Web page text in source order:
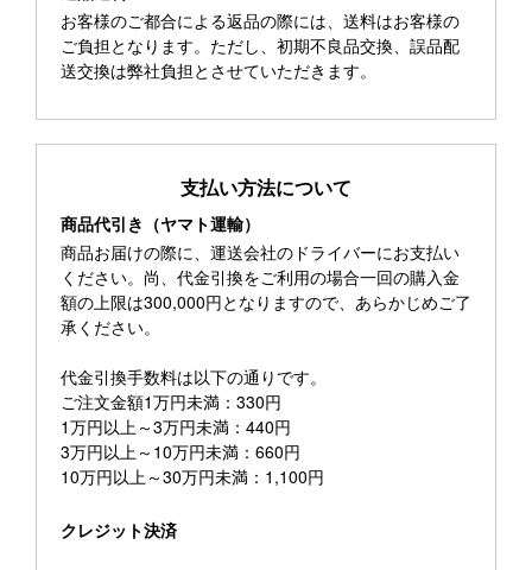
お客様のご都合による返品の際には、送料はお客様の
ご負担となります。ただし、初期不良品交換、誤品配
送交換は弊社負担とさせていただきます。
支払い方法について
商品代引き（ヤマト運輸）
商品お届けの際に、運送会社のドライバーにお支払い
ください。尚、代金引換をご利用の場合一回の購入金
額の上限は300,000円となりますので、あらかじめご了
承ください。
代金引換手数料は以下の通りです。
ご注文金額1万円未満：330円
1万円以上～3万円未満：440円
3万円以上～10万円未満：660円
10万円以上～30万円未満：1,100円
クレジット決済